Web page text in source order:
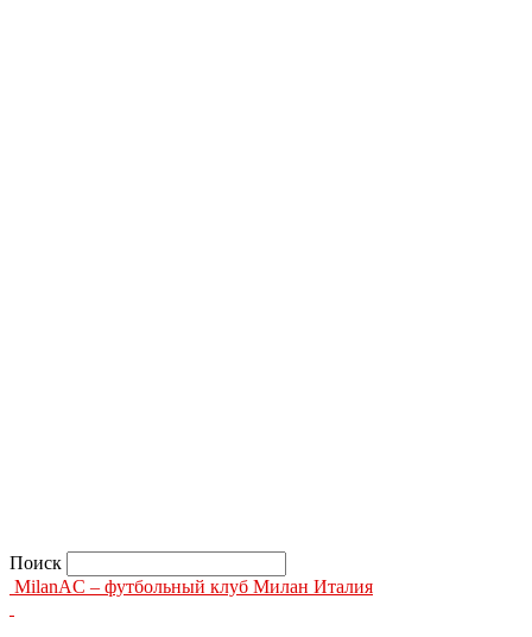
Поиск
MilanAC – футбольный клуб Милан Италия